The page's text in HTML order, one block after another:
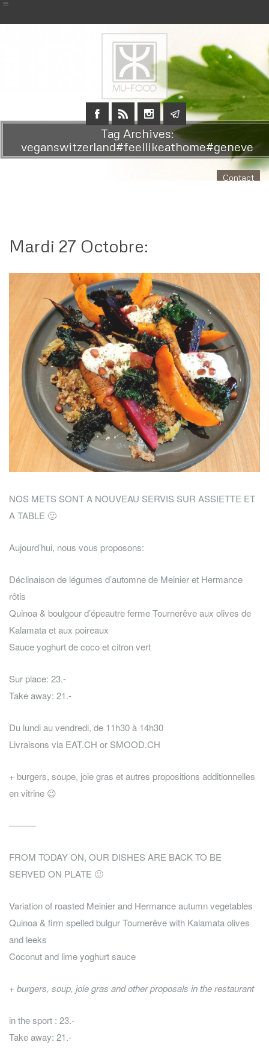
Tag Archives:
veganswitzerland#feellikeathome#geneve
Contact
Mardi 27 Octobre:
NOS METS SONT A NOUVEAU SERVIS SUR ASSIETTE ET
A TABLE 🙂
Aujourd’hui, nous vous proposons:
Déclinaison de légumes d’automne de Meinier et Hermance
rôtis
Quinoa & boulgour d’épeautre ferme Tournerêve aux olives de
Kalamata et aux poireaux
Sauce yoghurt de coco et citron vert
Sur place: 23.-
Take away: 21.-
Du lundi au vendredi, de 11h30 à 14h30
Livraisons via EAT.CH or SMOOD.CH
+ burgers, soupe, joie gras et autres propositions additionnelles
en vitrine 😉
———
FROM TODAY ON, OUR DISHES ARE BACK TO BE
SERVED ON PLATE 🙂
Variation of roasted Meinier and Hermance autumn vegetables
Quinoa & firm spelled bulgur Tournerêve with Kalamata olives
and leeks
Coconut and lime yoghurt sauce
+ burgers, soup, joie gras and other proposals in the restaurant
in the sport : 23.-
Take away: 21.-